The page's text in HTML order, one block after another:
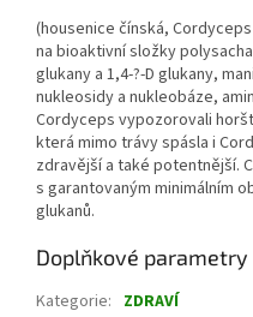
(housenice čínská,
na bioaktivní složky
glukany a 1,4-?-D glukany,
nukleosidy a nukleobáze,
Cordyceps vypozorovali
která mimo trávy spásla i
zdravější a také potentnější.
s garantovaným minimálním
glukanů.
Doplňkové parametry
Kategorie: ZDRAVÍ